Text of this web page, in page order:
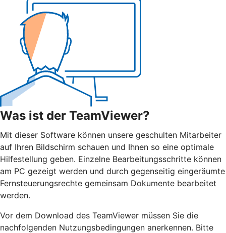
Was ist der TeamViewer?
Mit dieser Software können unsere geschulten Mitarbeiter
auf Ihren Bildschirm schauen und Ihnen so eine optimale
Hilfestellung geben. Einzelne Bearbeitungsschritte können
am PC gezeigt werden und durch gegenseitig eingeräumte
Fernsteuerungsrechte gemeinsam Dokumente bearbeitet
werden.
Vor dem Download des TeamViewer müssen Sie die
nachfolgenden Nutzungsbedingungen anerkennen. Bitte